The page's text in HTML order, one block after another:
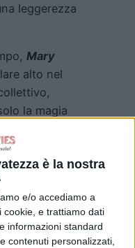
è la nostra
e/o accediamo a
cookie, e trattiamo dati
informazioni standard
contenuti personalizzati,
leggerezza
Mary
alto nel
la magia
un ponte tra
nella notte,
capace di
e
mondo